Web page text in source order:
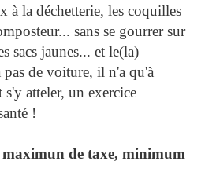
à la déchetterie, les coquilles
sans se gourrer sur
sacs jaunes... et le(la)
de voiture, il n'a qu'à
s'y atteler, un exercice
!
maximun de taxe, minimum